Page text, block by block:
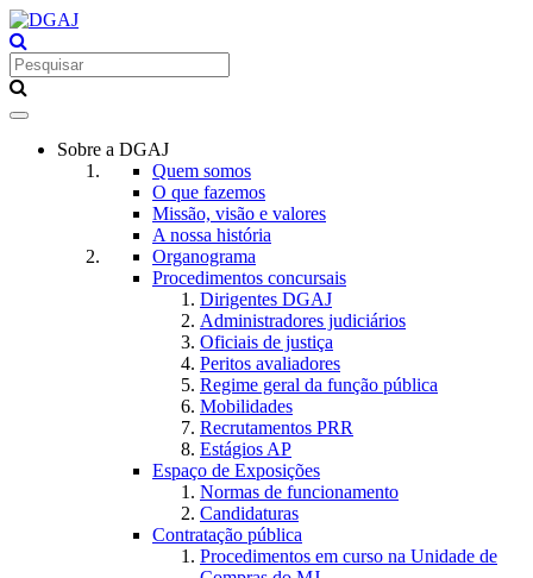
Toggle
navigationSobre a DGAJ
Quem somos
O que fazemos
Missão, visão e valores
A nossa história
Organograma
Procedimentos concursais
Dirigentes DGAJ
Administradores judiciários
Oficiais de justiça
Peritos avaliadores
Regime geral da função pública
Mobilidades
Recrutamentos PRR
Estágios AP
Espaço de Exposições
Normas de funcionamento
Candidaturas
Contratação pública
Procedimentos em curso na Unidade de